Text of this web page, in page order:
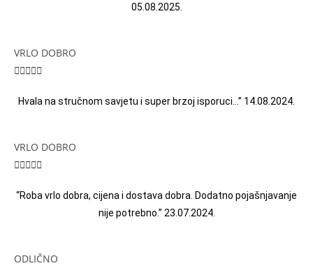
05.08.2025.
VRLO DOBRO

Hvala na stručnom savjetu i super brzoj isporuci…” 14.08.2024.
VRLO DOBRO

“Roba vrlo dobra, cijena i dostava dobra. Dodatno pojašnjavanje
nije potrebno.” 23.07.2024.
ODLIČNO